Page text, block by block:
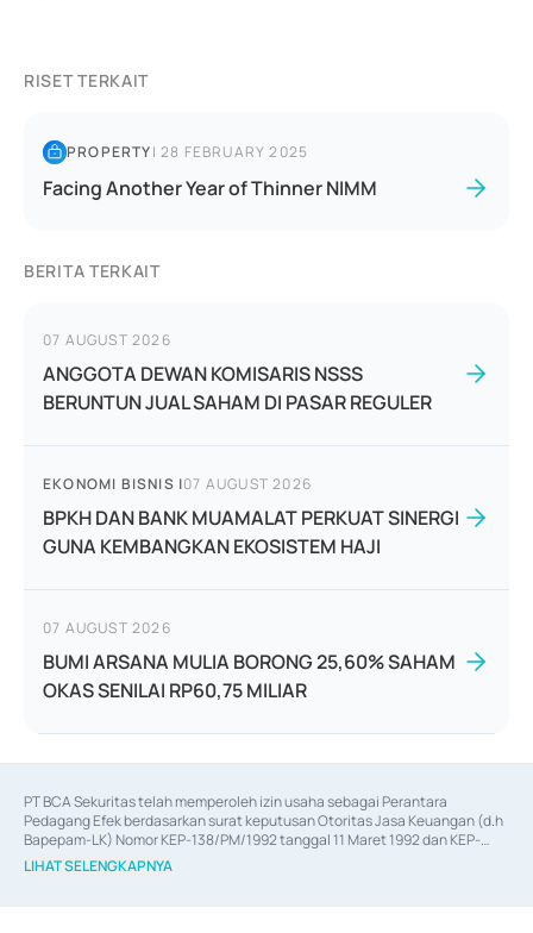
RISET TERKAIT
PROPERTY|28 FEBRUARY 2025
Facing Another Year of Thinner NIMM
BERITA TERKAIT
07 AUGUST 2026
ANGGOTA DEWAN KOMISARIS NSSS
BERUNTUN JUAL SAHAM DI PASAR REGULER
EKONOMI BISNIS |07 AUGUST 2026
BPKH DAN BANK MUAMALAT PERKUAT SINERGI
GUNA KEMBANGKAN EKOSISTEM HAJI
07 AUGUST 2026
BUMI ARSANA MULIA BORONG 25,60% SAHAM
OKAS SENILAI RP60,75 MILIAR
PT BCA Sekuritas telah memperoleh izin usaha sebagai Perantara
Pedagang Efek berdasarkan surat keputusan Otoritas Jasa Keuangan (d.h
Bapepam-LK) Nomor KEP-138/PM/1992 tanggal 11 Maret 1992 dan KEP-
06/D.04/2014 tanggal 28 Februari 2014, izin usaha sebagai Penjamin Emisi
Efek berdasarkan surat keputusan Otoritas Jasa Keuangan Nomor KEP-
LIHAT SELENGKAPNYA